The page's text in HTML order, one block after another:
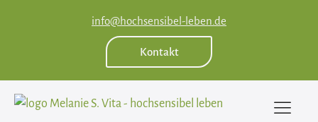
info@hochsensibel-leben.de
Kontakt